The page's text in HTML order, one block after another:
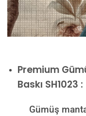
Premium
Baskı SH1023 :
Gümüş mantar